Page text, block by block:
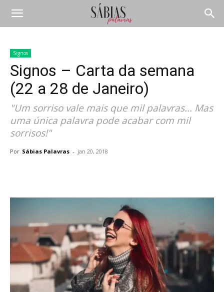
Signos
Signos – Carta da semana
(22 a 28 de Janeiro)
"Um sorriso vale mais que mil palavras... Mas
uma única palavra pode acabar com mil
sorrisos!"
Por Sábias Palavras - jan 20, 2018